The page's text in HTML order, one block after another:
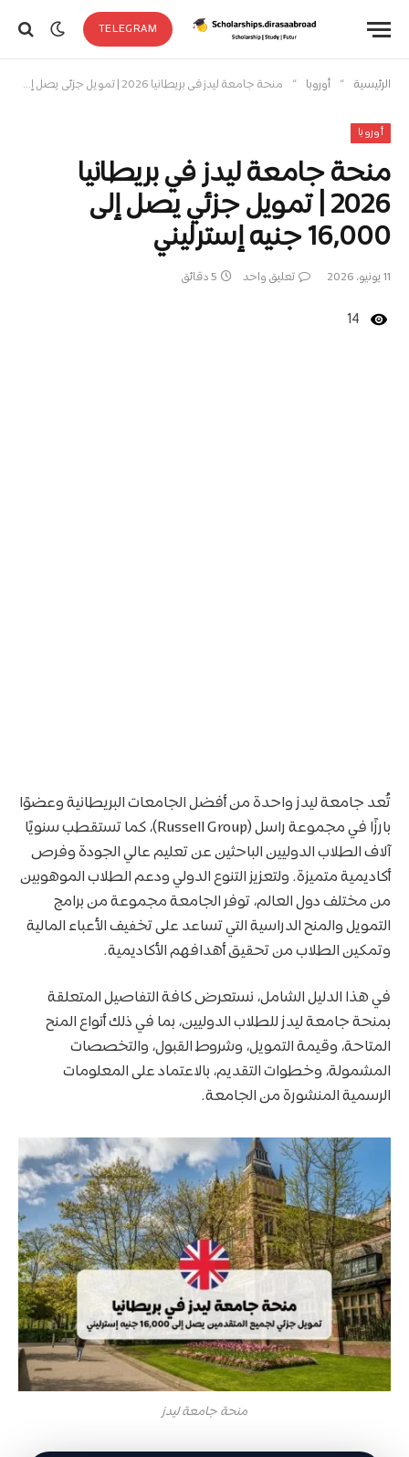
TELEGRAM
الرئيسية » أوروبا » منحة جامعة ليدز في بريطانيا 2026 | تمويل جزئي يصل إلى 16,000 جنيه إسترليني
أوروبا
منحة جامعة ليدز في بريطانيا
2026 | تمويل جزئي يصل إلى
16,000 جنيه إسترليني
11 يونيو، 2026 تعليق واحد 5 دقائق
14
تُعد جامعة ليدز واحدة من أفضل الجامعات البريطانية وعضوًا
بارزًا في مجموعة راسل (Russell Group)، كما تستقطب سنويًا
آلاف الطلاب الدوليين الباحثين عن تعليم عالي الجودة وفرص
أكاديمية متميزة. ولتعزيز التنوع الدولي ودعم الطلاب الموهوبين
من مختلف دول العالم، توفر الجامعة مجموعة من برامج
التمويل والمنح الدراسية التي تساعد على تخفيف الأعباء المالية
وتمكين الطلاب من تحقيق أهدافهم الأكاديمية.
في هذا الدليل الشامل، نستعرض كافة التفاصيل المتعلقة
بمنحة جامعة ليدز للطلاب الدوليين، بما في ذلك أنواع المنح
المتاحة، وقيمة التمويل، وشروط القبول، والتخصصات
المشمولة، وخطوات التقديم، بالاعتماد على المعلومات
الرسمية المنشورة من الجامعة.
منحة جامعة ليدز